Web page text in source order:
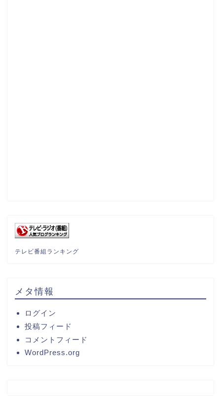
テレビ番組ランキング
メタ情報
ログイン
投稿フィード
コメントフィード
WordPress.org